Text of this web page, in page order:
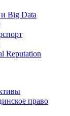
Big Data
Reputation
право